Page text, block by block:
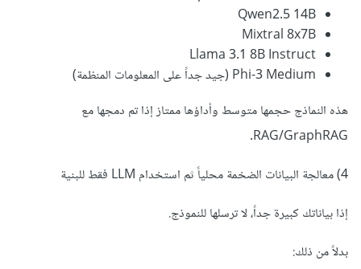
Qwen2.5 14B
Mixtral 8x7B
Llama 3.1 8B Instruct
Phi-3 Medium (جيد جداً على المعلومات المنظمة)
هذه النماذج حجمها متوسط وأداؤها ممتاز إذا تم دمجها مع
RAG/GraphRAG.
4) معالجة البيانات الضخمة محلياً ثم استخدام LLM فقط للبنية
إذا بياناتك كبيرة جداً، لا ترسلها للنموذج.
بدلاً من ذلك: